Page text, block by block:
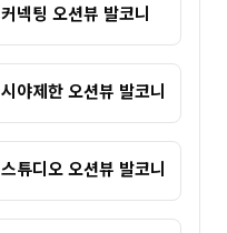
커넥팅 오션뷰 발코니
시야제한 오션뷰 발코니
스튜디오 오션뷰 발코니